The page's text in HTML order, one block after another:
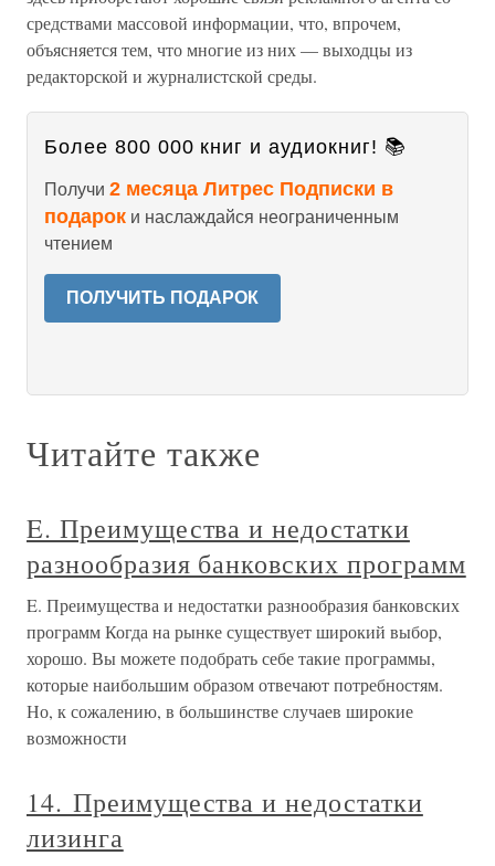
средствами массовой информации, что, впрочем,
объясняется тем, что многие из них — выходцы из
редакторской и журналистской среды.
Более 800 000 книг и аудиокниг! 📚
Получи 2 месяца Литрес Подписки в
подарок и наслаждайся неограниченным
чтением
ПОЛУЧИТЬ ПОДАРОК
Читайте также
E. Преимущества и недостатки
разнообразия банковских программ
E. Преимущества и недостатки разнообразия банковских
программ Когда на рынке существует широкий выбор,
хорошо. Вы можете подобрать себе такие программы,
которые наибольшим образом отвечают потребностям.
Но, к сожалению, в большинстве случаев широкие
возможности
14. Преимущества и недостатки
лизинга